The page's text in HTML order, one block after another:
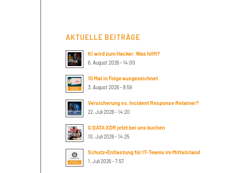
AKTUELLE BEITRÄGE
KI wird zum Hacker. Was hilft?
6. August 2026 - 14:00
10 Mal in Folge ausgezeichnet
3. August 2026 - 8:59
Versicherung vs. Incident Response Retainer?
22. Juli 2026 - 14:20
G DATA XDR jetzt bei uns buchen
10. Juli 2026 - 14:25
Schutz+Entlastung für IT-Teams im Mittelstand
1. Juli 2026 - 7:57